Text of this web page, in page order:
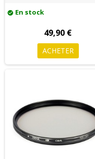
check_circle En stock
49,90 €
ACHETER